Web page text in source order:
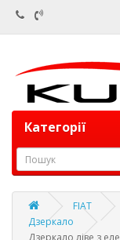
Категорії
FIAT
Дзеркало
Дзеркало ліве з